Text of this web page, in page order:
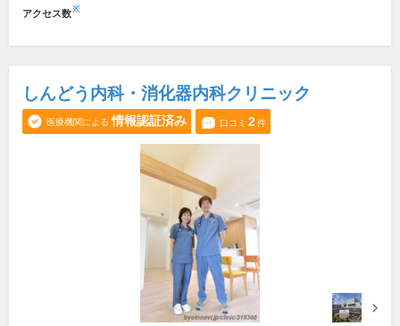
アクセス数※
しんどう内科・消化器内科クリニック
医療機関による 情報認証済み 口コミ 2件